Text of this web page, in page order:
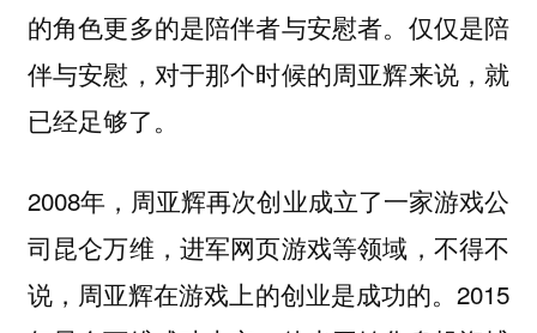
的角色更多的是陪伴者与安慰者。 仅仅是陪
伴与安慰，对于那个时候的周亚辉来说，就
已经足够了。
2008年，周亚辉再次创业成立了一家游戏公
司昆仑万维，进军网页游戏等领域，不得不
说，周亚辉在游戏上的创业是成功的。2015